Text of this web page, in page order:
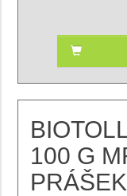
100 G
PRÁŠEK